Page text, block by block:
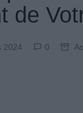
de
2024 0